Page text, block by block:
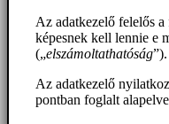
Az adatkezelő felelős
képesnek kell lennie e
(„elszámoltathatóság”).
Az adatkezelő
pontban foglalt